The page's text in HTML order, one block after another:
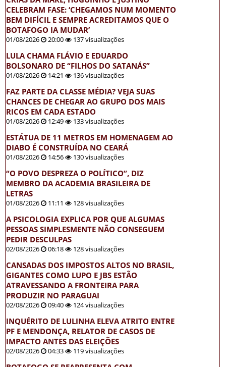
CELEBRAM FASE: ‘CHEGAMOS NUM MOMENTO
BEM DIFÍCIL E SEMPRE ACREDITAMOS QUE O
BOTAFOGO IA MUDAR’
01/08/2026 20:00 137 visualizações
LULA CHAMA FLÁVIO E EDUARDO
BOLSONARO DE “FILHOS DO SATANÁS”
01/08/2026 14:21 136 visualizações
FAZ PARTE DA CLASSE MÉDIA? VEJA SUAS
CHANCES DE CHEGAR AO GRUPO DOS MAIS
RICOS EM CADA ESTADO
01/08/2026 12:49 133 visualizações
ESTÁTUA DE 11 METROS EM HOMENAGEM AO
DIABO É CONSTRUÍDA NO CEARÁ
01/08/2026 14:56 130 visualizações
“O POVO DESPREZA O POLÍTICO”, DIZ
MEMBRO DA ACADEMIA BRASILEIRA DE
LETRAS
01/08/2026 11:11 128 visualizações
A PSICOLOGIA EXPLICA POR QUE ALGUMAS
PESSOAS SIMPLESMENTE NÃO CONSEGUEM
PEDIR DESCULPAS
02/08/2026 06:18 128 visualizações
CANSADAS DOS IMPOSTOS ALTOS NO BRASIL,
GIGANTES COMO LUPO E JBS ESTÃO
ATRAVESSANDO A FRONTEIRA PARA
PRODUZIR NO PARAGUAI
02/08/2026 09:40 124 visualizações
INQUÉRITO DE LULINHA ELEVA ATRITO ENTRE
PF E MENDONÇA, RELATOR DE CASOS DE
IMPACTO ANTES DAS ELEIÇÕES
02/08/2026 04:33 119 visualizações